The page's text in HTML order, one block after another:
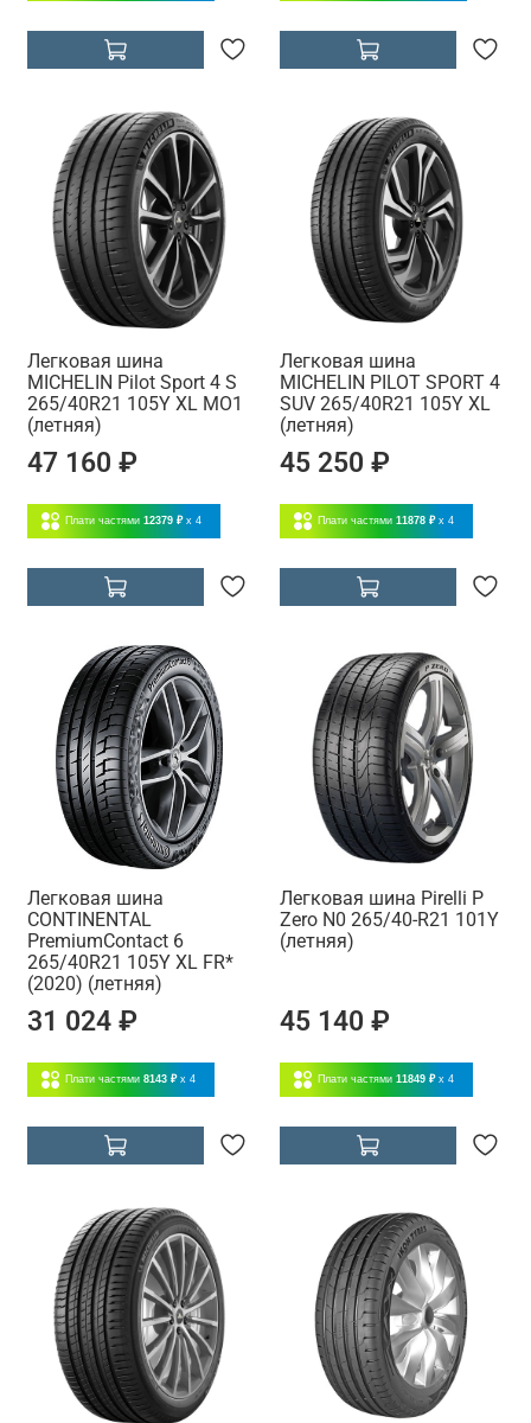
Легковая шина
MICHELIN Pilot Sport 4 S
265/40R21 105Y XL MO1
(летняя)
47 160 ₽
Плати частями 12379 ₽ x 4
Легковая шина
MICHELIN PILOT SPORT 4
SUV 265/40R21 105Y XL
(летняя)
45 250 ₽
Плати частями 11878 ₽ x 4
Легковая шина
CONTINENTAL
PremiumContact 6
265/40R21 105Y XL FR*
(2020) (летняя)
31 024 ₽
Плати частями 8143 ₽ x 4
Легковая шина Pirelli P
Zero N0 265/40-R21 101Y
(летняя)
45 140 ₽
Плати частями 11849 ₽ x 4